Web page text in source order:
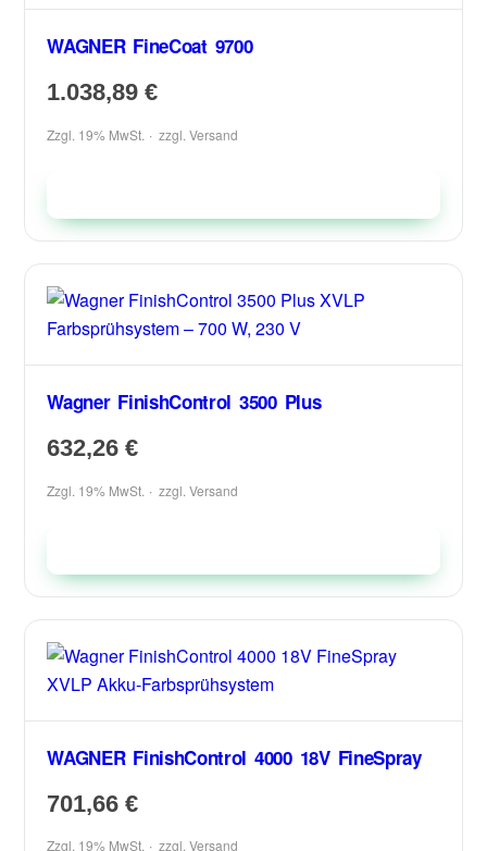
WAGNER FineCoat 9700
1.038,89€
Zzgl. 19% MwSt. zzgl.Versand
Wagner FinishControl 3500 Plus
632,26€
Zzgl. 19% MwSt. zzgl.Versand
WAGNER FinishControl 4000 18V FineSpray
701,66€
Zzgl. 19% MwSt. zzgl.Versand